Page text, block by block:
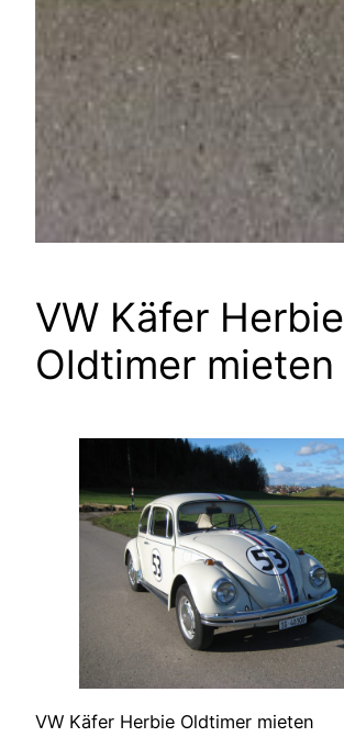
VW Käfer Herbie
Oldtimer mieten
VW Käfer Herbie Oldtimer mieten